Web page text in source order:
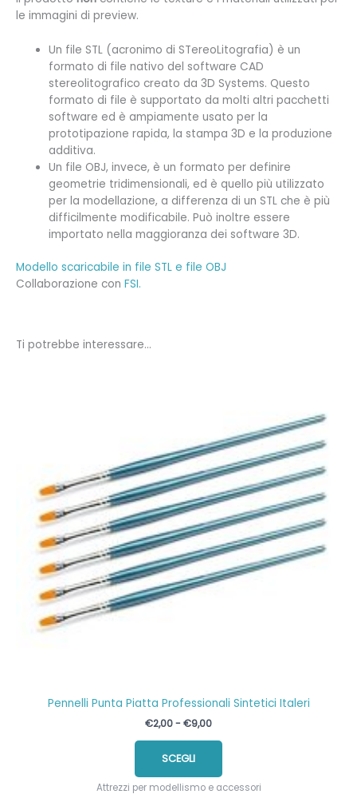
le immagini di preview.
Un file STL (acronimo di STereoLitografia) è un
formato di file nativo del software CAD
stereolitografico creato da 3D Systems. Questo
formato di file è supportato da molti altri pacchetti
software ed è ampiamente usato per la
prototipazione rapida, la stampa 3D e la produzione
additiva.
Un file OBJ, invece, è un formato per definire
geometrie tridimensionali, ed è quello più utilizzato
per la modellazione, a differenza di un STL che è più
difficilmente modificabile. Può inoltre essere
importato nella maggioranza dei software 3D.
Modello scaricabile in file STL e file OBJ
Collaborazione con FSI.
Ti potrebbe interessare…
Pennelli Punta Piatta Professionali Sintetici Italeri
€2,00-€9,00Fascia
prezzo:
€2,00
a
SCEGLI
Questo
ha
più
Attrezzi per modellismo e accessori